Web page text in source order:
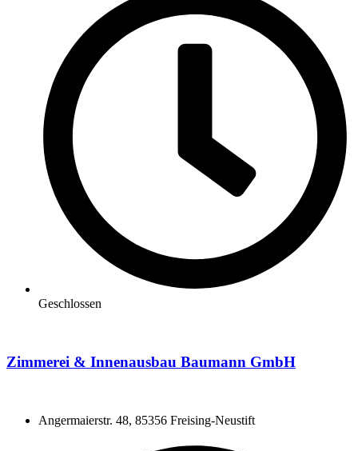
Geschlossen
Zimmerei & Innenausbau Baumann GmbH
Angermaierstr. 48, 85356 Freising-Neustift